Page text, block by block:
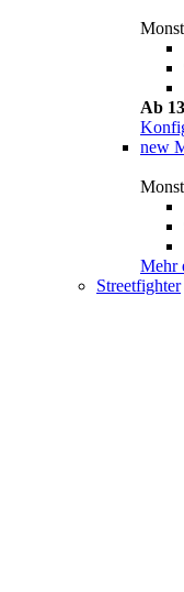
Ab
new
Mehr
Streetfighter